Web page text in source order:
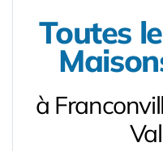
Toutes
à